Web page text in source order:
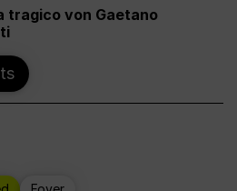
tragico von Gaetano